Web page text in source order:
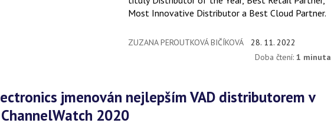
Most Innovative Distributor a Best Cloud Partner.
ZUZANA PEROUTKOVÁ BIČÍKOVÁ
28. 11. 2022
Doba čtení: 1 minuta
2020